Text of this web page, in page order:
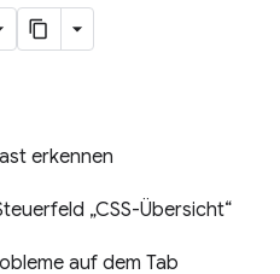
erkennen
„CSS-Übersicht“
auf dem Tab